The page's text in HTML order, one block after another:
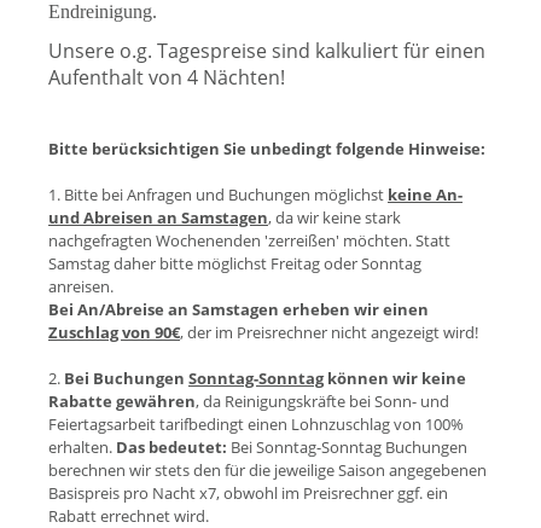
Endreinigung.
Unsere o.g. Tagespreise sind kalkuliert für einen
Aufenthalt von 4 Nächten!
Bitte berücksichtigen Sie unbedingt folgende Hinweise:
1. Bitte bei Anfragen und Buchungen möglichst keine An-
und Abreisen an Samstagen, da wir keine stark
nachgefragten Wochenenden 'zerreißen' möchten. Statt
Samstag daher bitte möglichst Freitag oder Sonntag
anreisen.
Bei An/Abreise an Samstagen erheben wir einen
Zuschlag von 90€, der im Preisrechner nicht angezeigt wird!
2. Bei Buchungen Sonntag-Sonntagkönnen wir keine
Rabatte gewähren, da Reinigungskräfte bei Sonn- und
Feiertagsarbeit tarifbedingt einen Lohnzuschlag von 100%
erhalten. Das bedeutet: Bei Sonntag-Sonntag Buchungen
berechnen wir stets den für die jeweilige Saison angegebenen
Basispreis pro Nacht x7, obwohl im Preisrechner ggf. ein
Rabatt errechnet wird.